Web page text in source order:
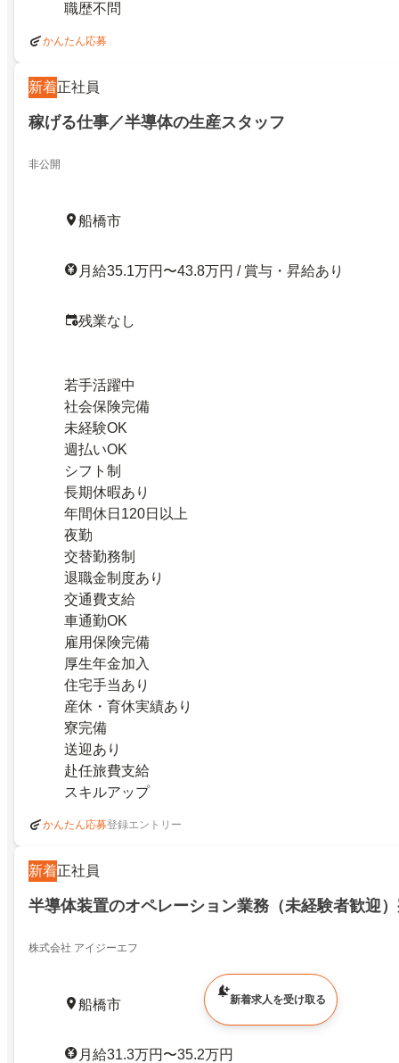
職歴不問
かんたん応募
新着正社員
稼げる仕事／半導体の生産スタッフ
非公開
船橋市
月給35.1万円〜43.8万円 / 賞与・昇給あり
残業なし
若手活躍中
社会保険完備
未経験OK
週払いOK
シフト制
長期休暇あり
年間休日120日以上
夜勤
交替勤務制
退職金制度あり
交通費支給
車通勤OK
雇用保険完備
厚生年金加入
住宅手当あり
産休・育休実績あり
寮完備
送迎あり
赴任旅費支給
スキルアップ
かんたん応募登録エントリー
新着正社員
半導体装置のオペレーション業務（未経験者歓迎
株式会社 アイジーエフ
船橋市
月給31.3万円〜35.2万円
新着求人を受け取る